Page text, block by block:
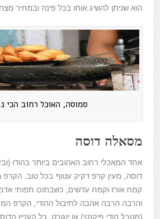
הוא שניתן להשיג אותו בכל פינה ובמחיר
סמוסה, האוכל רחוב הכי
מסאלה דוסה
אחד המאכלי רחוב האהובים ביותר בהודו
דוסה, מעין קרפ דקיק עטוף בכל טוב. הקרפ
קמח אורז וקמח עדשים, כשבתוכו תפוחי
והרבה הרבה אהבה לתיבול ההודי, הקרפ
(מטבל הודי פיקנטי) או יוגורט. כל העניין